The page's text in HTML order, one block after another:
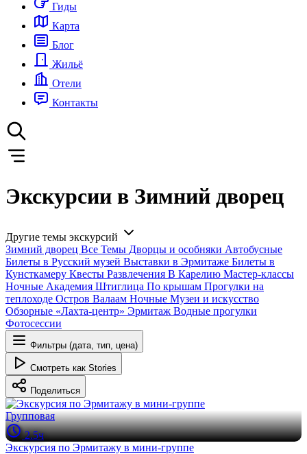
Гиды
Карта
Блог
Жильё
Отели
Контакты
Экскурсии в Зимний дворец
Другие темы экскурсий
Зимний дворец Все Темы Дворцы и особняки Автобусные
Билеты в Русский музей Выставки в Эрмитаже Билеты в
Кунсткамеру Квесты Развлечения В Карелию Мастер-классы
Ночные Академия Штиглица По крышам Прогулки на
теплоходе Остров Валаам Ночные Музеи и искусство
Обзорные «Лахта-центр» Эрмитаж Водные прогулки
Фотосессии
Фильтры (дата, тип, цена)
Смотреть как Stories
Поделиться
Групповая
2.5ч
Экскурсия по Эрмитажу в мини-группе